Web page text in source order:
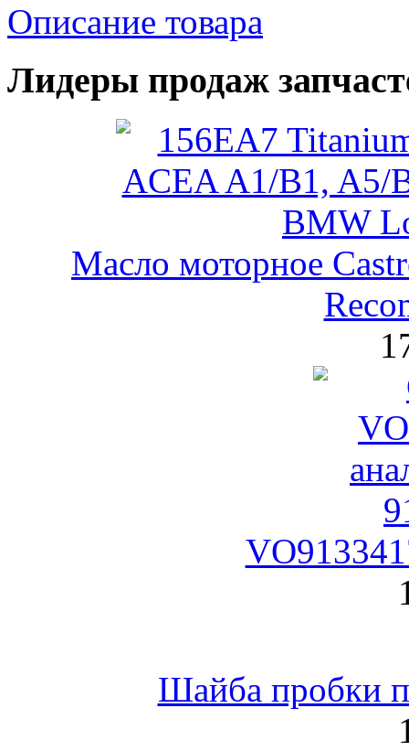
Описание товара
Лидеры продаж
Масло моторное
Шайба пробки